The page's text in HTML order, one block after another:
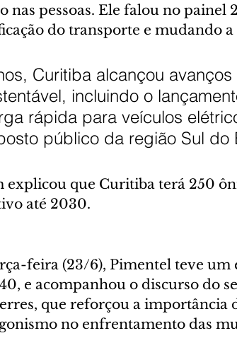
nas pessoas. Ele falou no painel
do transporte e mudando
Curitiba alcançou
incluindo o
rápida para veículos
público da região Sul do
explicou que Curitiba terá 250
até 2030.
feira (23/6), Pimentel teve um
e acompanhou o discurso do
que reforçou a importância
no enfrentamento das